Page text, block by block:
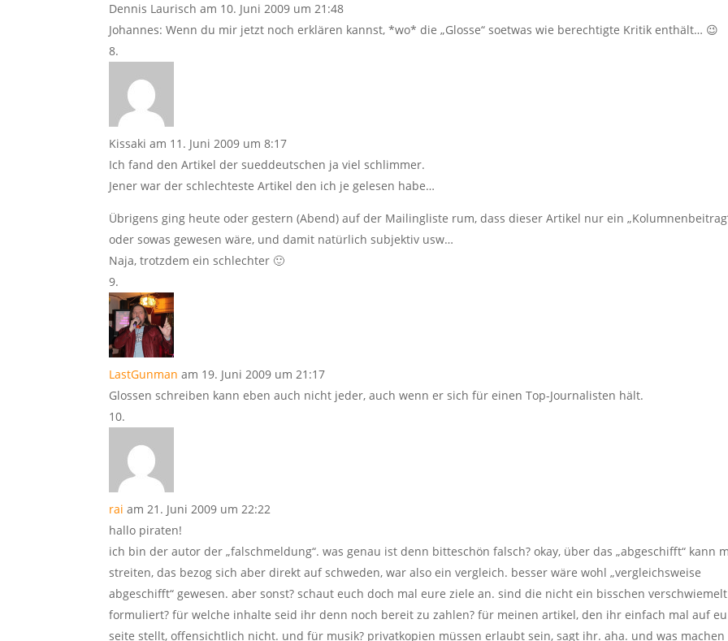
Dennis Laurisch am 10. Juni 2009 um 21:48
Johannes: Wenn du mir jetzt noch erklären kannst, *wo* die „Glosse“ soetwas wie berechtigte Kritik enthält… 😉
Kissaki am 11. Juni 2009 um 8:17
Ich fand den Artikel der sueddeutschen ja viel schlimmer.
Jener war der schlechteste Artikel den ich je gelesen habe…
Übrigens ging heute oder gestern (Abend) auf der Mailingliste rum, dass dieser Artikel nur ein
oder sowas gewesen wäre, und damit natürlich subjektiv usw…
Naja, trotzdem ein schlechter 🙂
LastGunman am 19. Juni 2009 um 21:17
Glossen schreiben kann eben auch nicht jeder, auch wenn er sich für einen Top-Journalisten hält.
rai am 21. Juni 2009 um 22:22
hallo piraten!
ich bin der autor der „falschmeldung“. was genau ist denn bitteschön falsch? okay, über das „abgeschifft“ kann
streiten, das bezog sich aber direkt auf schweden, war also ein vergleich. besser wäre wohl „vergleichsweise
abgeschifft“ gewesen. aber sonst? schaut euch doch mal eure ziele an. sind die nicht ein bisschen verschwiemelt
formuliert? für welche inhalte seid ihr denn noch bereit zu zahlen? für meinen artikel, den ihr einfach mal auf
seite stellt, offensichtlich nicht. und für musik? privatkopien müssen erlaubt sein, sagt ihr. aha. und was